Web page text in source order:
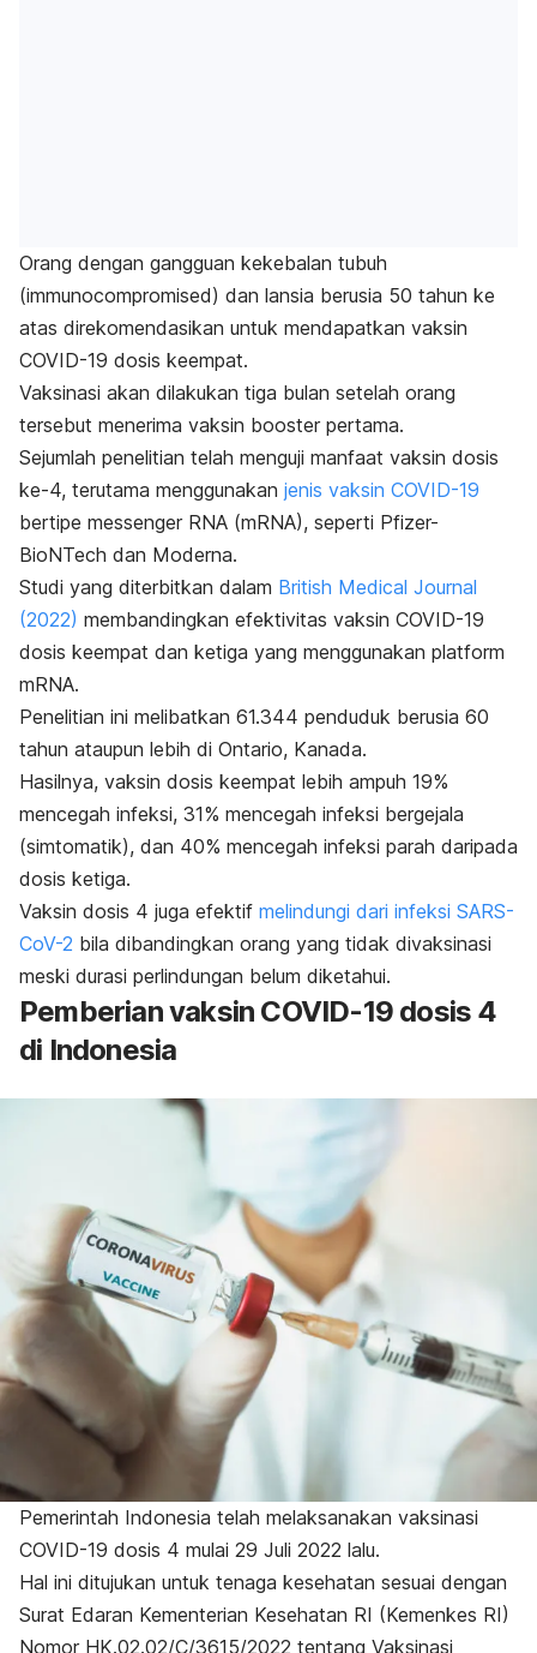
Orang dengan gangguan kekebalan tubuh
(immunocompromised) dan lansia berusia 50 tahun ke
atas direkomendasikan untuk mendapatkan vaksin
COVID-19 dosis keempat.
Vaksinasi akan dilakukan tiga bulan setelah orang
tersebut menerima vaksin booster pertama.
Sejumlah penelitian telah menguji manfaat vaksin dosis
ke-4, terutama menggunakan jenis vaksin COVID-19
bertipe messenger RNA (mRNA), seperti Pfizer-
BioNTech dan Moderna.
Studi yang diterbitkan dalam British Medical Journal
(2022) membandingkan efektivitas vaksin COVID-19
dosis keempat dan ketiga yang menggunakan platform
mRNA.
Penelitian ini melibatkan 61.344 penduduk berusia 60
tahun ataupun lebih di Ontario, Kanada.
Hasilnya, vaksin dosis keempat lebih ampuh 19%
mencegah infeksi, 31% mencegah infeksi bergejala
(simtomatik), dan 40% mencegah infeksi parah daripada
dosis ketiga.
Vaksin dosis 4 juga efektif melindungi dari infeksi SARS-
CoV-2 bila dibandingkan orang yang tidak divaksinasi
meski durasi perlindungan belum diketahui.
Pemberian vaksin COVID-19 dosis 4
di Indonesia
Pemerintah Indonesia telah melaksanakan vaksinasi
COVID-19 dosis 4 mulai 29 Juli 2022 lalu.
Hal ini ditujukan untuk tenaga kesehatan sesuai dengan
Surat Edaran Kementerian Kesehatan RI (Kemenkes RI)
Nomor HK.02.02/C/3615/2022 tentang Vaksinasi